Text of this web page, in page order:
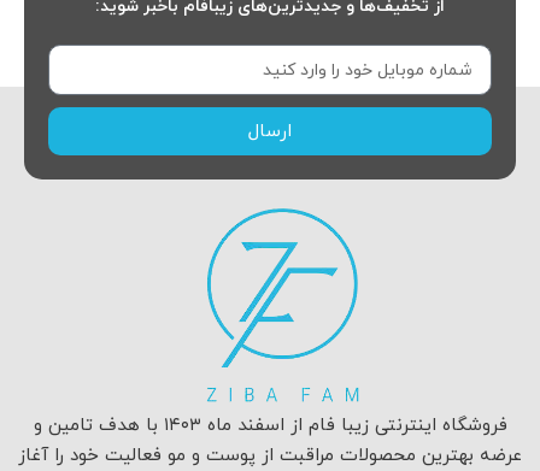
از تخفیف‌ها و جدیدترین‌های زیبافام باخبر شوید:
ارسال
فروشگاه اینترنتی زیبا فام از اسفند ماه ۱۴۰۳ با هدف تامین و
عرضه بهترین محصولات مراقبت از پوست و مو فعالیت خود را آغاز